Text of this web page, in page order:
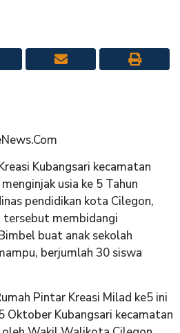
Kubangsari kecamatan
usia ke 5 Tahun
pendidikan kota Cilegon,
tersebut membidangi
buat anak sekolah
berjumlah 30 siswa
Pintar Kreasi Milad ke5 ini
Oktober Kubangsari kecamatan